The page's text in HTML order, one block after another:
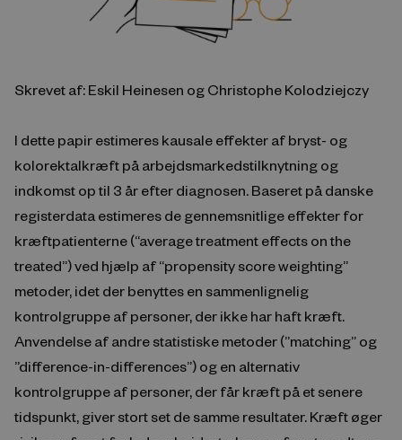
Skrevet af: Eskil Heinesen og Christophe Kolodziejczy
I dette papir estimeres kausale effekter af bryst- og
kolorektalkræft på arbejdsmarkedstilknytning og
indkomst op til 3 år efter diagnosen. Baseret på danske
registerdata estimeres de gennemsnitlige effekter for
kræftpatienterne (“average treatment effects on the
treated”) ved hjælp af “propensity score weighting”
metoder, idet der benyttes en sammenlignelig
kontrolgruppe af personer, der ikke har haft kræft.
Anvendelse af andre statistiske metoder (”matching” og
”difference-in-differences”) og en alternativ
kontrolgruppe af personer, der får kræft på et senere
tidspunkt, giver stort set de samme resultater. Kræft øger